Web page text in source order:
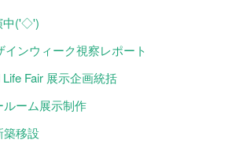
('◇')ゞ
インウィーク視察レポート
Fair 展示企画統括
ルーム展示制作
築移設